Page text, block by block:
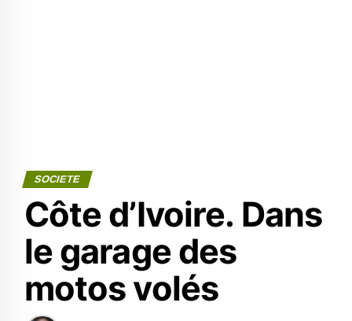
SOCIETE
Côte d’Ivoire. Dans
le garage des
motos volés